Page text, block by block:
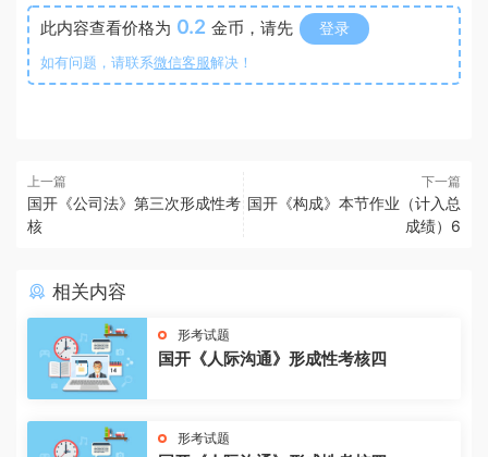
此内容查看价格为 0.2 金币，请先 登录
如有问题，请联系微信客服解决！
上一篇
国开《公司法》第三次形成性考
核
下一篇
国开《构成》本节作业（计入总
成绩）6
相关内容
形考试题
国开《人际沟通》形成性考核四
形考试题